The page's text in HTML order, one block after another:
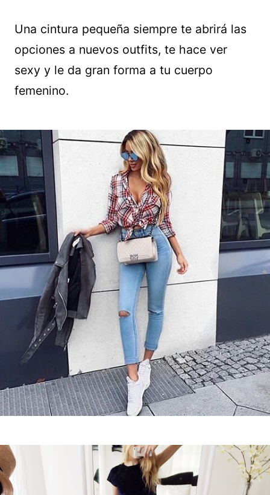
Una cintura pequeña siempre te abrirá las
opciones a nuevos outfits, te hace ver
sexy y le da gran forma a tu cuerpo
femenino.